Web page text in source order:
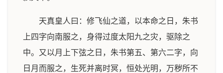
天真皇人曰：修飞仙之道，以本命之日，朱书
上四字向南服之，身得过度太阳九之灾，驱除之
中。又以月上下弦之日，朱书第五、第六二字，向
日月而服之，生死并离时冥，恒处光明，万秽所不